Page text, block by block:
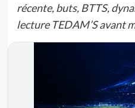
récente, buts, BTTS,
lecture TEDAM’S avant